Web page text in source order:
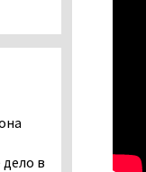
в